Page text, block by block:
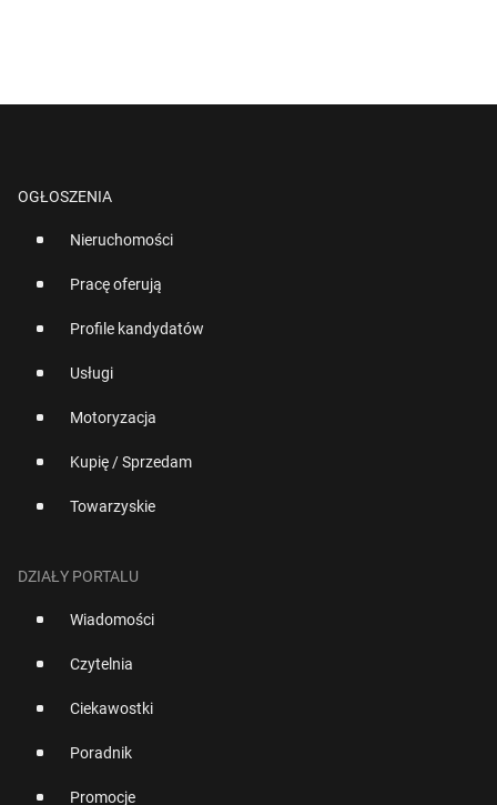
OGŁOSZENIA
Nieruchomości
Pracę oferują
Profile kandydatów
Usługi
Motoryzacja
Kupię / Sprzedam
Towarzyskie
DZIAŁY PORTALU
Wiadomości
Czytelnia
Ciekawostki
Poradnik
Promocje